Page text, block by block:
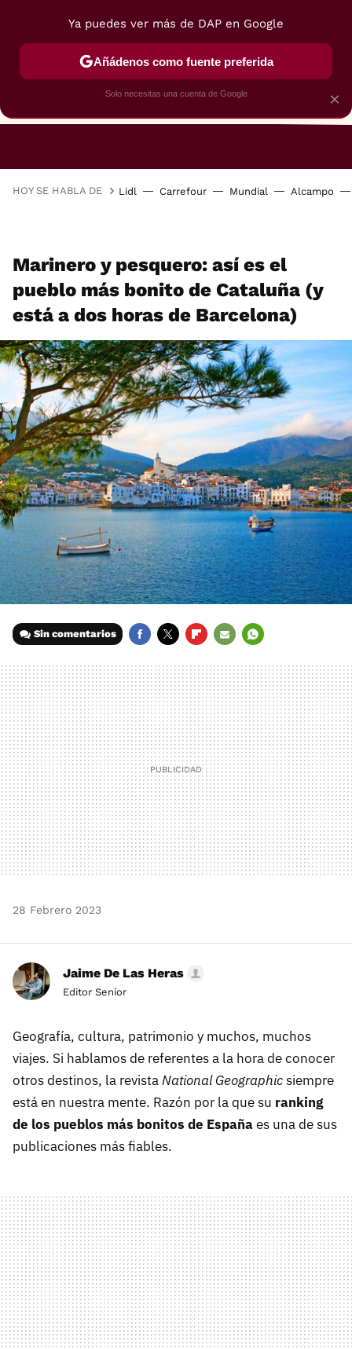
RESTAURANTES GASTROGUÍA
HOY SE HABLA DE Lidl Carrefour Mundial Alcampo
Marinero y pesquero: así es el
pueblo más bonito de Cataluña (y
está a dos horas de Barcelona)
Sin comentarios
MAIL
28 Febrero 2023
Jaime De Las Heras
Editor Senior
Geografía, cultura, patrimonio y muchos, muchos
viajes. Si hablamos de referentes a la hora de conocer
otros destinos, la revistaNational Geographicsiempre
está en nuestra mente. Razón por la que su ranking
de los pueblos más bonitos de Españaes una de sus
publicaciones más fiables.
×
Ya puedes ver más de DAP en Google
Añádenos como fuente preferida
Solo necesitas una cuenta de Google